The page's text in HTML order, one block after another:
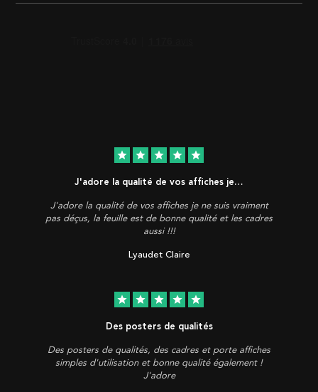
star star star star star
J'adore la qualité de vos affiches je…
J'adore la qualité de vos affiches je ne suis vraiment
pas déçus, la feuille est de bonne qualité et les cadres
aussi !!!
Lyaudet Claire
star star star star star
Des posters de qualités
Des posters de qualités, des cadres et porte affiches
simples d'utilisation et bonne qualité également !
J'adore